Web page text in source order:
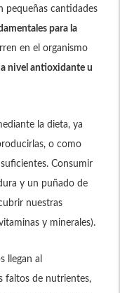
pequeñas cantidades
para la
en el organismo
nivel antioxidante u
la dieta, ya
o como
Consumir
y un puñado de
nuestras
y minerales).
llegan al
faltos de nutrientes,